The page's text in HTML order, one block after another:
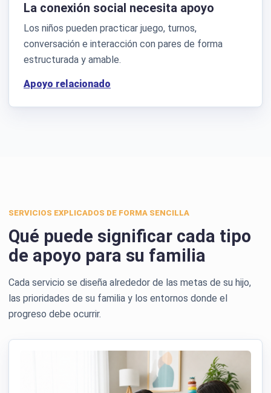
La conexión social necesita apoyo
Los niños pueden practicar juego, turnos,
conversación e interacción con pares de forma
estructurada y amable.
Apoyo relacionado
SERVICIOS EXPLICADOS DE FORMA SENCILLA
Qué puede significar cada tipo
de apoyo para su familia
Cada servicio se diseña alrededor de las metas de su hijo,
las prioridades de su familia y los entornos donde el
progreso debe ocurrir.